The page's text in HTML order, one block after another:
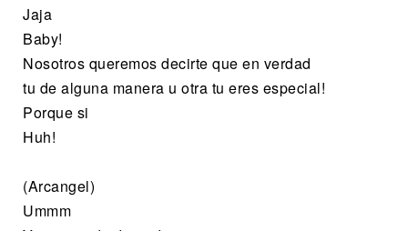
Jaja
Baby!
Nosotros queremos decirte que en verdad
tu de alguna manera u otra tu eres especial!
Porque si
Huh!
(Arcangel)
Ummm